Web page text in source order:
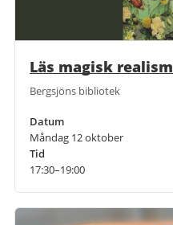
Läs magisk realism
Bergsjöns bibliotek
Datum
Måndag 12 oktober
Tid
17:30–19:00